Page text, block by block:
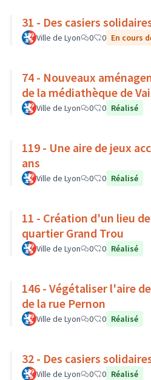
31 - Des casiers
Ville de Lyon 0 0 En cours
74 - Nouveaux
de la médiathèque de
Ville de Lyon 0 0 Réalisé
119 - Une aire de jeux
ans
Ville de Lyon 0 0 Réalisé
11 - Création d'un lieu
quartier Grand Trou
Ville de Lyon 0 0 Réalisé
146 - Végétaliser l'aire
de la rue Pernon
Ville de Lyon 0 0 Réalisé
32 - Des casiers
Ville de Lyon 0 0 Réalisé